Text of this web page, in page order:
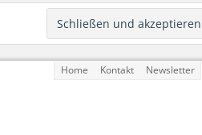
Home Kontakt Newsletter